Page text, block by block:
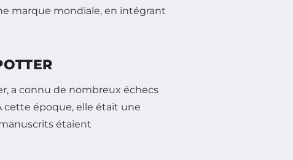
marque mondiale, en intégrant
a connu de nombreux échecs
cette époque, elle était une
étaient